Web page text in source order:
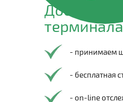
Доставим
- принимаем
- бесплатная
- on-line